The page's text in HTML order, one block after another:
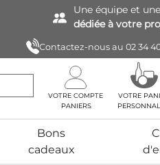
Une équipe et
dédiée à votre
Contactez-nous au 02 34
VOTRE COMPTE
VOTRE
Bons
cadeaux